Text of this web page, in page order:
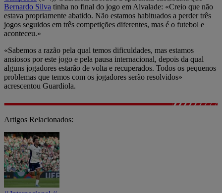
Bernardo Silva tinha no final do jogo em Alvalade: «Creio que não
estava propriamente abatido. Não estamos habituados a perder três
jogos seguidos em três competições diferentes, mas é o futebol e
aconteceu.»
«Sabemos a razão pela qual temos dificuldades, mas estamos
ansiosos por este jogo e pela pausa internacional, depois da qual
alguns jogadores estarão de volta e recuperados. Todos os pequenos
problemas que temos com os jogadores serão resolvidos»
acrescentou Guardiola.
Artigos Relacionados: